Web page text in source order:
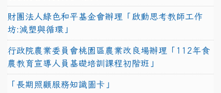
財團法人綠色和平基金會辦理「啟動思考教師工作
坊:減塑與循環」
行政院農業委員會桃園區農業改良場辦理「112年食
農教育宣導人員基礎培訓課程初階班」
「長期照顧服務知識圖卡」